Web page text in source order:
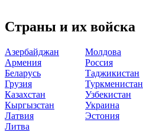
Страны и их войска
Азербайджан
Армения
Беларусь
Грузия
Казахстан
Кыргызстан
Латвия
Литва
Молдова
Россия
Таджикистан
Туркменистан
Узбекистан
Украина
Эстония